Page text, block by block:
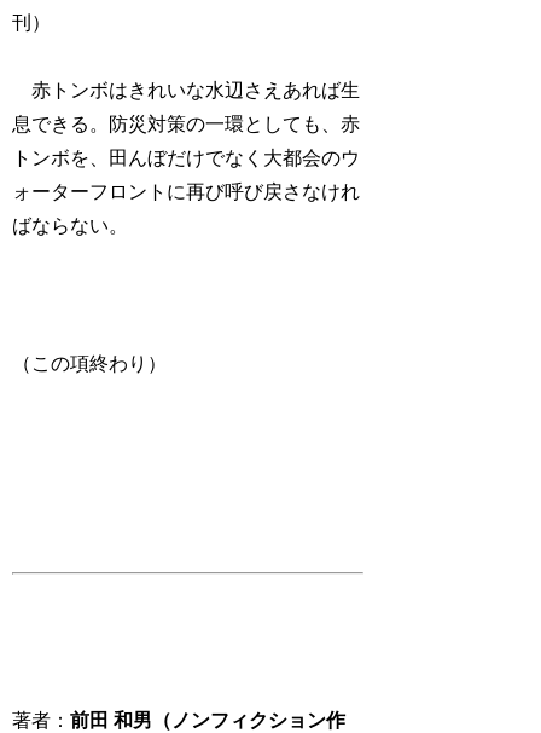
刊）
赤トンボはきれいな水辺さえあれば生
息できる。防災対策の一環としても、赤
トンボを、田んぼだけでなく大都会のウ
ォーターフロントに再び呼び戻さなけれ
ばならない。
（この項終わり）
著者：前田 和男（ノンフィクション作